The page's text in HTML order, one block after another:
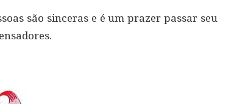
são sinceras e é um prazer passar seu